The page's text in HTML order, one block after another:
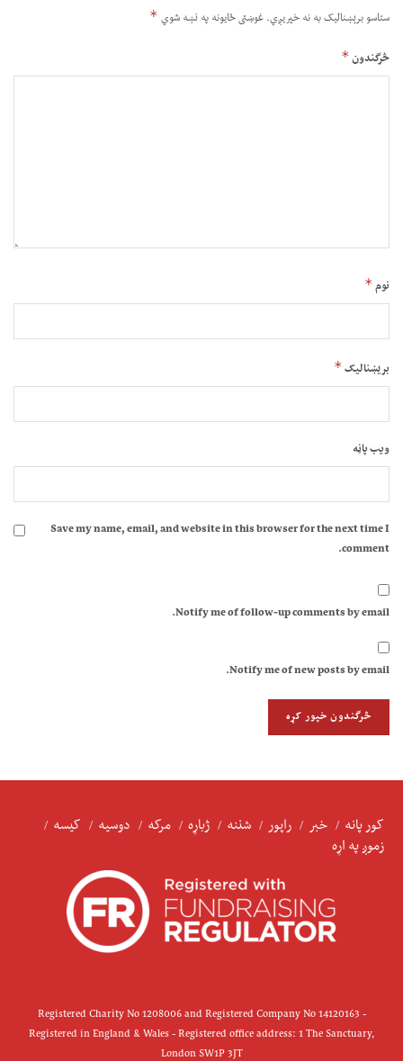
ستاسو برېښناليک به نه خپريږي.غوښتى ځایونه په نښه شوي *
څرگندون*
نوم*
بریښنالیک*
ویب پاڼه
Save my name, email, and website in this browser for the next time I
comment.
Notify me of follow-up comments by email.
Notify me of new posts by email.
کور پانه خبر راپور شننه ژباړه مرکه دوسیه
کیسه
زموږ په اړه
Registered Charity No 1208006 and Registered Company No 14120163 -
Registered in England & Wales - Registered office address: 1 The Sanctuary,
London SW1P 3JT